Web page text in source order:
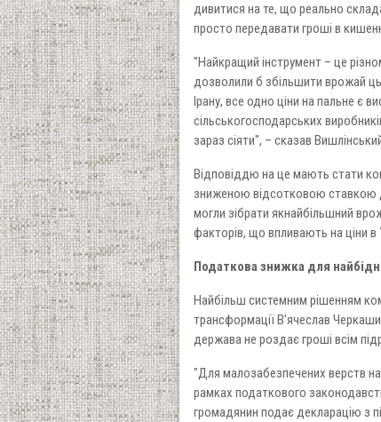
дивитися на те, що реально
просто передавати гроші в
"Найкращий інструмент – це
дозволили б збільшити врожай
Ірану, все одно ціни на пальне є
сільськогосподарських
зараз сіяти", – сказав
Відповіддю на це мають стати
зниженою відсотковою ставкою
могли зібрати якнайбільшний
факторів, що впливають на ціни в
Податкова знижка для
Найбільш системним рішенням
трансформації В'ячеслав
держава не роздає гроші всім
"Для малозабезпечених верств
рамках податкового
громадянин подає декларацію з